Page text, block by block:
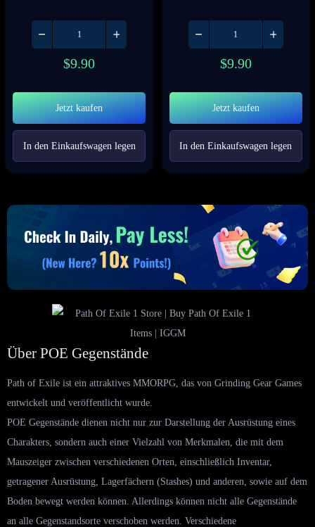
$9.90
Jetzt kaufen
In den Einkaufswagen legen
$9.90
Jetzt kaufen
In den Einkaufswagen legen
Über POE Gegenstände
Path of Exile ist ein attraktives MMORPG, das von Grinding Gear Games
entwickelt und veröffentlicht wurde.
POE Gegenstände dienen nicht nur zur Darstellung der Ausrüstung eines
Charakters, sondern auch einer Vielzahl von Merkmalen, die mit dem
Mauszeiger zwischen verschiedenen Orten, einschließlich Inventar,
getragener Ausrüstung, Lagerfächern (Stashes) und anderen, sowie auf dem
Boden bewegt werden können. Allerdings können nicht alle Gegenstände
an alle Gegenstandsorte verschoben werden. Verschiedene